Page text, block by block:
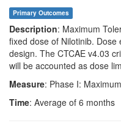
Primary Outcomes
Description: Maximum
fixed dose of Nilotinib.
design. The CTCAE v4.03
will be accounted as dose
Measure: Phase I:
Time: Average of 6 months